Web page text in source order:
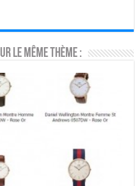
le même thème :